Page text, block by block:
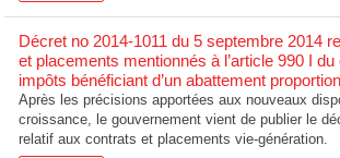
Décret no 2014-1011 du 5 septembre 2014
et placements mentionnés à l’article 990 I
impôts bénéficiant d’un abattement
Après les précisions apportées aux nouveaux
croissance, le gouvernement vient de publier le
relatif aux contrats et placements vie-génération.